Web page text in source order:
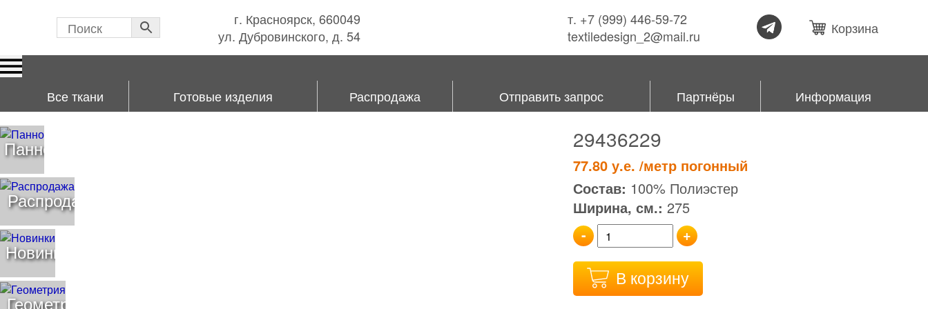
г. Красноярск, 660049
ул. Дубровинского, д. 54
т. +7 (999) 446-59-72
textiledesign_2@mail.ru
Корзина
Все ткани Готовые изделия Распродажа Отправить запрос Партнёры Информация
29436229
77.80 у.е. /метр погонный
Состав: 100% Полиэстер
Ширина, см.: 275
-
+
В корзину
Панно
Распродажа
Новинки
Геометрия